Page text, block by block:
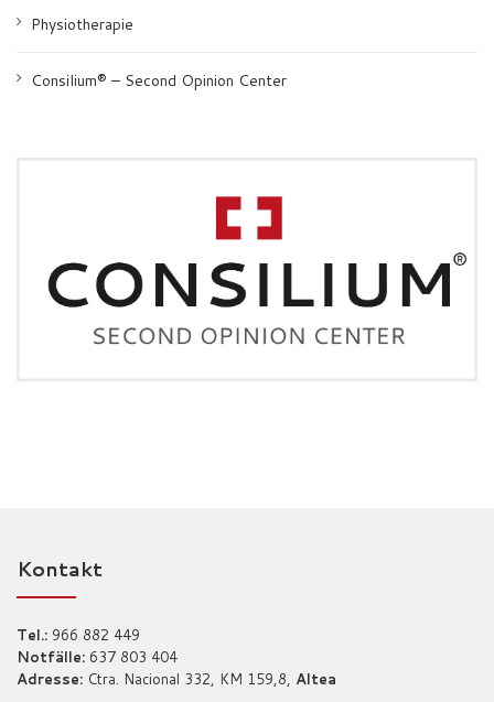
Physiotherapie
Consilium® – Second Opinion Center
Kontakt
Tel.: 966 882 449
Notfälle: 637 803 404
Adresse: Ctra. Nacional 332, KM 159,8, Altea